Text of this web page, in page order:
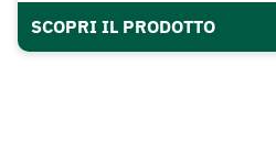
SCOPRI IL PRODOTTO